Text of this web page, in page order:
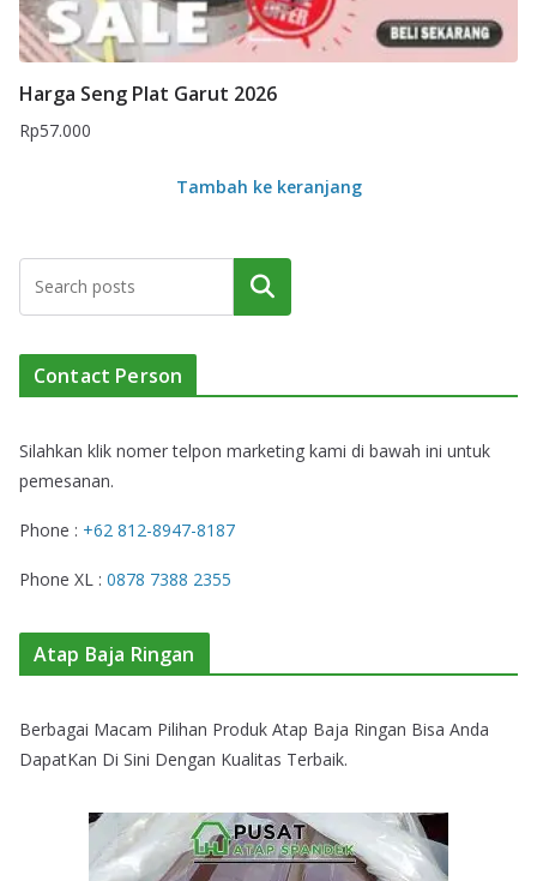
Harga Seng Plat Garut 2026
Rp57.000
Tambah ke keranjang
Cari
Contact Person
Silahkan klik nomer telpon marketing kami di bawah ini untuk
pemesanan.
Phone : +62 812-8947-8187
Phone XL : 0878 7388 2355
Atap Baja Ringan
Berbagai Macam Pilihan Produk Atap Baja Ringan Bisa Anda
DapatKan Di Sini Dengan Kualitas Terbaik.